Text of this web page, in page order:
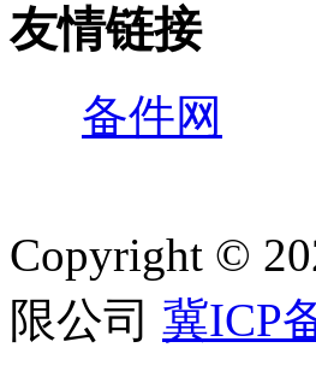
友情链接
备件网
Copyright ©
限公司 冀ICP